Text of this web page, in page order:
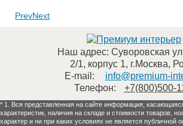
PrevNext
Наш адрес: Суворовская
2/1, корпус 1, г.Москва,
E-mail:
info@premium-
Телефон:
+7(800)500-
* 1. Вся представленная на сайте информация,
характеристик, наличия на складе и стоимости товаров,
характер и ни при каких условиях не является публичной